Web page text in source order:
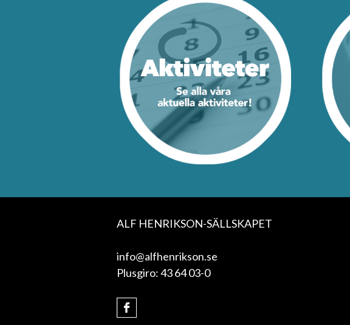
ALF HENRIKSON-SÄLLSKAPET
info@alfhenrikson.se
Plusgiro: 43 64 03-0